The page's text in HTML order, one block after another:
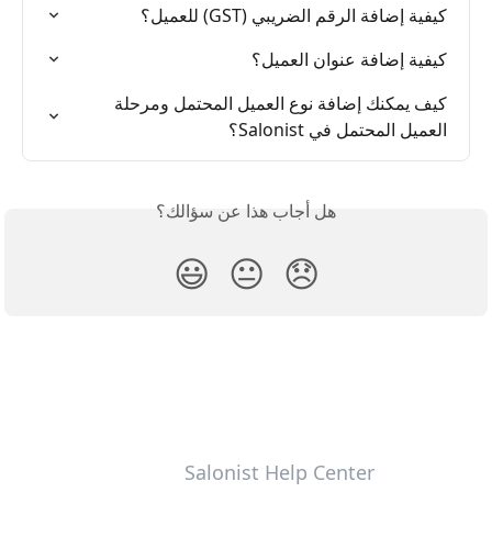
كيفية إضافة الرقم الضريبي (GST) للعميل؟
كيفية إضافة عنوان العميل؟
كيف يمكنك إضافة نوع العميل المحتمل ومرحلة
العميل المحتمل في Salonist؟
هل أجاب هذا عن سؤالك؟
😞
😐
😃
Salonist Help Center